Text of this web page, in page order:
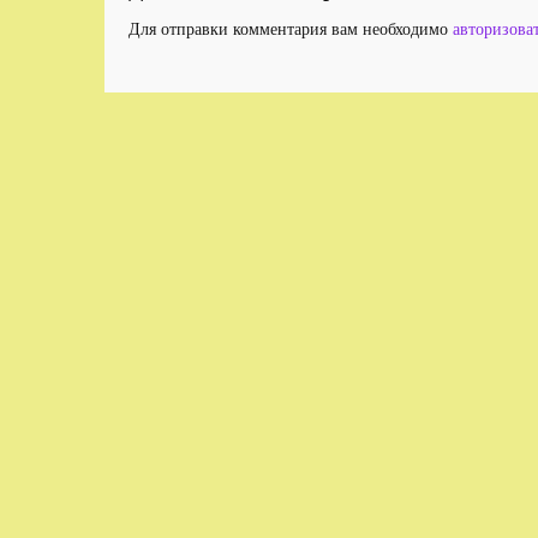
Для отправки комментария вам необходимо